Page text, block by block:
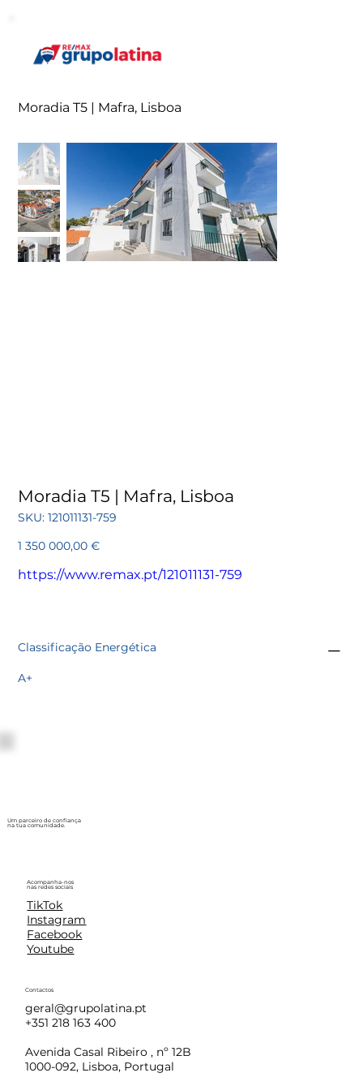
Moradia T5 | Mafra, Lisboa
Moradia T5 | Mafra, Lisboa
SKU: SKU
121011131-
121011131-759
Preço
1 350 000,00 €
https://www.remax.pt/121011131-759
Classificação Energética
A+
Um parceiro de confiança
na tua comunidade.
Acompanha-nos
nas redes sociais
TikTok
Instagram
Facebook
Youtube
Contactos
geral@grupolatina.pt
+351 218 163 400
Avenida Casal Ribeiro , nº 12B
1000-092, Lisboa, Portugal